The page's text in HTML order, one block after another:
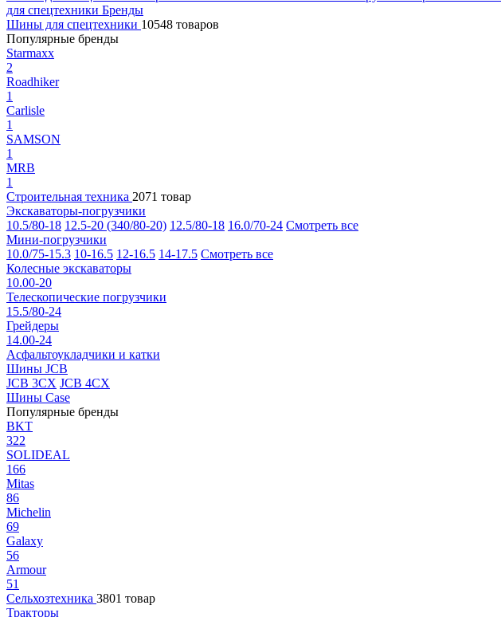
для спецтехники Бренды
Шины для спецтехники 10548 товаров
Популярные бренды
Starmaxx
2
Roadhiker
1
Carlisle
1
SAMSON
1
MRB
1
Строительная техника 2071 товар
Экскаваторы-погрузчики
10.5/80-18 12.5-20 (340/80-20) 12.5/80-18 16.0/70-24 Смотреть все
Мини-погрузчики
10.0/75-15.3 10-16.5 12-16.5 14-17.5 Смотреть все
Колесные экскаваторы
10.00-20
Телескопические погрузчики
15.5/80-24
Грейдеры
14.00-24
Асфальтоукладчики и катки
Шины JCB
JCB 3CX JCB 4CX
Шины Case
Популярные бренды
BKT
322
SOLIDEAL
166
Mitas
86
Michelin
69
Galaxy
56
Armour
51
Сельхозтехника 3801 товар
Тракторы